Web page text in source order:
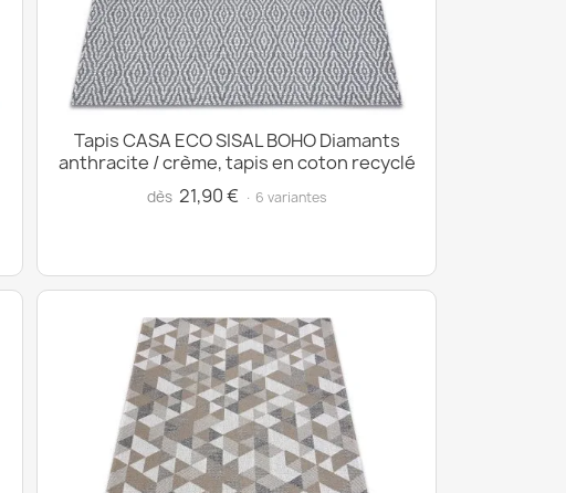
Tapis CASA ECO SISAL BOHO Diamants
anthracite / crème, tapis en coton recyclé
dès 21,90 € · 6 variantes